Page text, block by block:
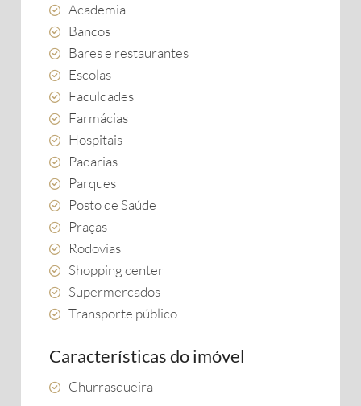
Academia
Bancos
Bares e restaurantes
Escolas
Faculdades
Farmácias
Hospitais
Padarias
Parques
Posto de Saúde
Praças
Rodovias
Shopping center
Supermercados
Transporte público
Características do imóvel
Churrasqueira